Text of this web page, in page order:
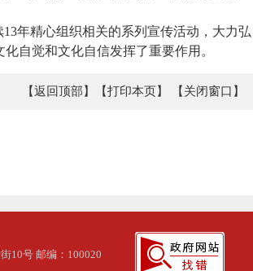
年精心组织相关的系列宣传活动，大力弘
自觉和文化自信发挥了重要作用。
【返回顶部】 【打印本页】 【关闭窗口】